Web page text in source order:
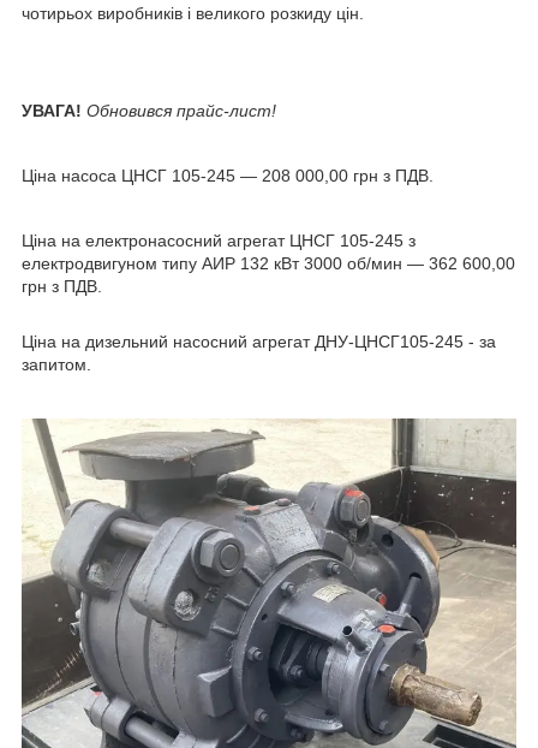
чотирьох виробників і великого розкиду цін.
УВАГА! Обновився прайс-лист!
Ціна насоса ЦНСГ 105-245 ― 208 000,00 грн з ПДВ.
Ціна на електронасосний агрегат ЦНСГ 105-245 з
електродвигуном типу АИР 132 кВт 3000 об/мин ― 362 600,00
грн з ПДВ.
Ціна на дизельний насосний агрегат ДНУ-ЦНСГ105-245 - за
запитом.